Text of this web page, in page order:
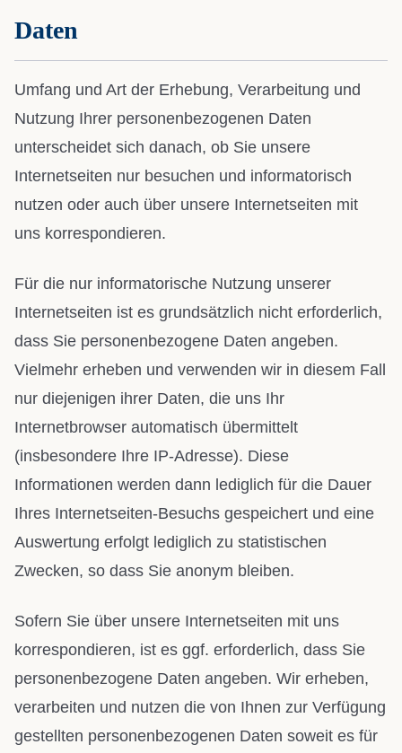
Daten
Umfang und Art der Erhebung, Verarbeitung und
Nutzung Ihrer personenbezogenen Daten
unterscheidet sich danach, ob Sie unsere
Internetseiten nur besuchen und informatorisch
nutzen oder auch über unsere Internetseiten mit
uns korrespondieren.
Für die nur informatorische Nutzung unserer
Internetseiten ist es grundsätzlich nicht erforderlich,
dass Sie personenbezogene Daten angeben.
Vielmehr erheben und verwenden wir in diesem Fall
nur diejenigen ihrer Daten, die uns Ihr
Internetbrowser automatisch übermittelt
(insbesondere Ihre IP-Adresse). Diese
Informationen werden dann lediglich für die Dauer
Ihres Internetseiten-Besuchs gespeichert und eine
Auswertung erfolgt lediglich zu statistischen
Zwecken, so dass Sie anonym bleiben.
Sofern Sie über unsere Internetseiten mit uns
korrespondieren, ist es ggf. erforderlich, dass Sie
personenbezogene Daten angeben. Wir erheben,
verarbeiten und nutzen die von Ihnen zur Verfügung
gestellten personenbezogenen Daten soweit es für